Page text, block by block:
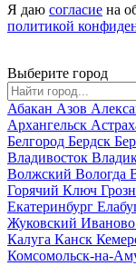
Я даю согласие на
политикой
Выберите город
Абакан Азов
Архангельск
Белгород Бердск
Владивосток
Волжский Вологда
Горячий Ключ
Екатеринбург
Жуковский Иваново
Калуга Канск
Комсомольск-на-